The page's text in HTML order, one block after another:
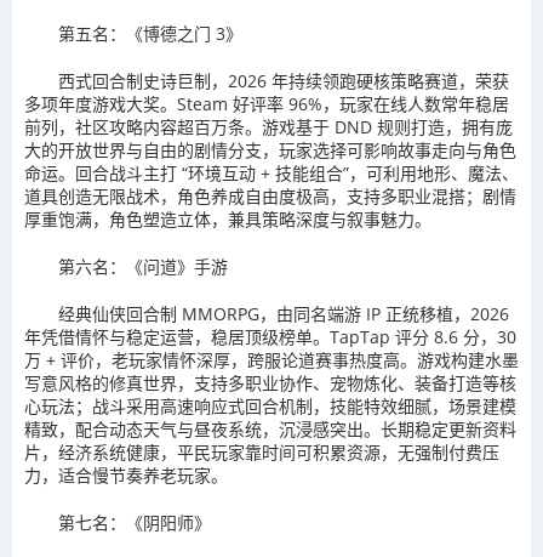
第五名：《博德之门 3》
西式回合制史诗巨制，2026 年持续领跑硬核策略赛道，荣获
多项年度游戏大奖。Steam 好评率 96%，玩家在线人数常年稳居
前列，社区攻略内容超百万条。游戏基于 DND 规则打造，拥有庞
大的开放世界与自由的剧情分支，玩家选择可影响故事走向与角色
命运。回合战斗主打 “环境互动 + 技能组合”，可利用地形、魔法、
道具创造无限战术，角色养成自由度极高，支持多职业混搭；剧情
厚重饱满，角色塑造立体，兼具策略深度与叙事魅力。
第六名：《问道》手游
经典仙侠回合制 MMORPG，由同名端游 IP 正统移植，2026
年凭借情怀与稳定运营，稳居顶级榜单。TapTap 评分 8.6 分，30
万 + 评价，老玩家情怀深厚，跨服论道赛事热度高。游戏构建水墨
写意风格的修真世界，支持多职业协作、宠物炼化、装备打造等核
心玩法；战斗采用高速响应式回合机制，技能特效细腻，场景建模
精致，配合动态天气与昼夜系统，沉浸感突出。长期稳定更新资料
片，经济系统健康，平民玩家靠时间可积累资源，无强制付费压
力，适合慢节奏养老玩家。
第七名：《阴阳师》